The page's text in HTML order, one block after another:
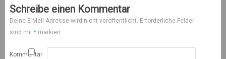
Schreibe einen Kommentar
Deine E-Mail-Adresse wird nicht veröffentlicht. Erforderliche Felder
sind mit *markiert
Kommentar